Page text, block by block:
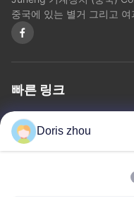
중국에 있는 별거 그리고
빠른 링크
홈회사 소개
Doris zhou